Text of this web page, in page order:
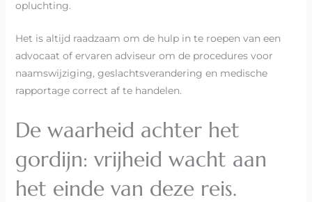
opluchting.
Het is altijd raadzaam om de hulp in te roepen van een
advocaat of ervaren adviseur om de procedures voor
naamswijziging, geslachtsverandering en medische
rapportage correct af te handelen.
De waarheid achter het
gordijn: vrijheid wacht aan
het einde van deze reis.